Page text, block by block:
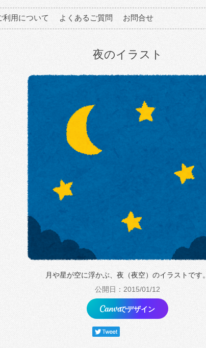
利用について よくあるご質問 お問合せ
夜のイラスト
月や星が空に浮かぶ、夜（夜空）のイラストです。
公開日：2015/01/12
でデザイン